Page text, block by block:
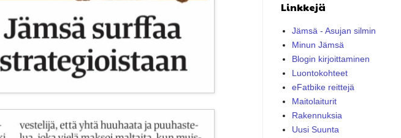
Linkkejä
Jämsä - Asujan silmin
Minun Jämsä
Blogin kirjoittaminen
Luontokohteet
eFatbike reittejä
Maitolaiturit
Rakennuksia
Uusi Suunta